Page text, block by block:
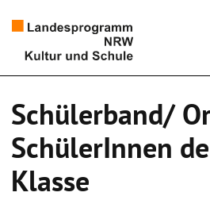
Künstlerpool
Schülerband/
SchülerInnen
Klasse